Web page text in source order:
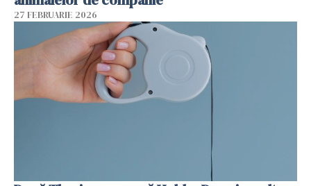
27 FEBRUARIE 2026